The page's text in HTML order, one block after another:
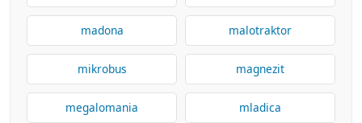
madona malotraktor
mikrobus magnezit
megalomania mladica